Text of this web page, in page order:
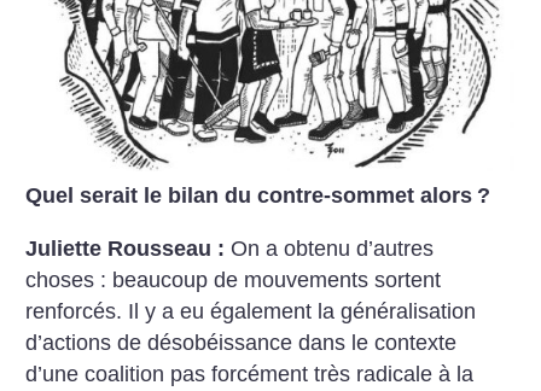
Quel serait le bilan du ­contre-sommet alors ?
Juliette Rousseau : On a obtenu d’autres
choses : beaucoup de mouvements sortent
renforcés. Il y a eu également la généralisation
d’actions de désobéissance dans le contexte
d’une coalition pas forcément très radicale à la